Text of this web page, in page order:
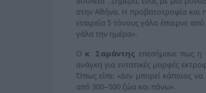
στην Αθήνα. Η προβατοτροφία και
εταιρεία 5 τόνους γάλα έπαιρνε
γάλα την ημέρα».
Ο κ. Σαράντης επεσήμανε πως η
ανάγκη για εντατικές μορφές
Όπως είπε: «Δεν μπορεί κάποιος να
από 300–500 ζώα και πάνω».